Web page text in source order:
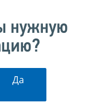
нужную
Да